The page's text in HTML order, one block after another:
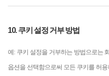
10. 쿠키 설정 거부 방법
예: 쿠키 설정을 거부하는 방법으로는
옵션을 선택함으로써 모든 쿠키를 허